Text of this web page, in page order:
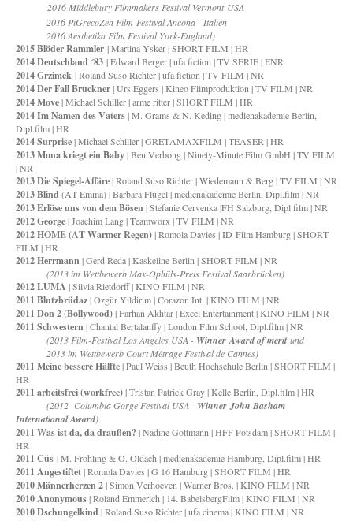
2016 Middlebury Filmmakers Festival Vermont-USA
2016 PiGrecoZen Film-Festival Ancona - Italien
2016 Aesthetika Film Festival York-England)
2015 Blöder Rammler | Martina Ysker | SHORT FILM | HR
2014 Deutschland ´83 | Edward Berger | ufa fiction | TV SERIE | ENR
2014 Grzimek | Roland Suso Richter | ufa fiction | TV FILM | NR
2014 Der Fall Bruckner| Urs Eggers | Kineo Filmproduktion | TV FILM | NR
2014 Move| Michael Schiller | arme ritter | SHORT FILM | HR
2014 Im Namen des Vaters| M. Grams & N. Keding | medienakademie Berlin,
Dipl.film | HR
2014 Surprise| Michael Schiller | GRETAMAXFILM | TEASER | HR
2013 Mona kriegt ein Baby| Ben Verbong | Ninety-Minute Film GmbH | TV FILM
| NR
2013 Die Spiegel-Affäre| Roland Suso Richter | Wiedemann & Berg | TV FILM | NR
2013 Blind (AT Emma) | Barbara Flügel | medienakademie Berlin, Dipl.film | NR
2013 Erlöse uns von dem Bösen | Stefanie Cervenka |FH Salzburg, Dipl.film | NR
2012 George| Joachim Lang | Teamworx | TV FILM | NR
2012 HOME (AT Warmer Regen)| Romola Davies | ID-Film Hamburg | SHORT
FILM | HR
2012 Herrmann | Gerd Reda | Kaskeline Berlin | SHORT FILM | NR
(2013 im Wettbewerb Max-Ophüls-Preis Festival Saarbrücken)
2012 LUMA | Silvia Rietdorff | KINO FILM | NR
2011 Blutzbrüdaz| Özgür Yildirim | Corazon Int. | KINO FILM | NR
2011 Don 2 (Bollywood)| Farhan Akhtar | Excel Entertainment | KINO FILM | NR
2011 Schwestern | Chantal Bertalanffy | London Film School, Dipl.film | NR
(2013 Film-Festival Los Angeles USA - Winner Award of meritund
2013 im Wettbewerb Court Métrage Festival de Cannes)
2011 Meine bessere Hälfte| Paul Weiss | Beuth Hochschule Berlin | SHORT FILM |
HR
2011 arbeitsfrei (workfree)| Tristan Patrick Gray | Kelle Berlin, Dipl.film | HR
(2012 Columbia Gorge Festival USA - WinnerJohn Basham
International Award)
2011 Was ist da, da draußen?| Nadine Gottmann | HFF Potsdam | SHORT FILM |
HR
2011 Cüs | M. Fröhling & O. Oldach | medienakademie Hamburg, Dipl.film | HR
2011 Angestiftet| Romola Davies | G 16 Hamburg | SHORT FILM | HR
2010 Männerherzen 2| Simon Verhoeven | Warner Bros. | KINO FILM | NR
2010 Anonymous| Roland Emmerich | 14. BabelsbergFilm | KINO FILM | NR
2010 Dschungelkind | Roland Suso Richter | ufa cinema | KINO FILM | NR